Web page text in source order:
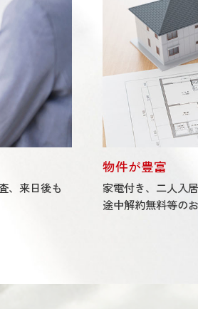
、来日後も
物件が豊富
家電付き、二人入
途中解約無料等の